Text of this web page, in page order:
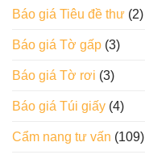
Báo giá Tiêu đề thư (2)
Báo giá Tờ gấp (3)
Báo giá Tờ rơi (3)
Báo giá Túi giấy (4)
Cẩm nang tư vấn (109)